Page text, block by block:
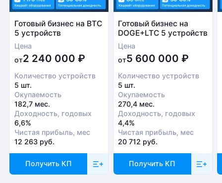
Готовый бизнес на BTC
5 устройств
Цена
от2 240 000 ₽
Количество устройств
5 шт.
Окупаемость
182,7 мес.
Доходность, годовых
6,6%
Чистая прибыль, мес
12 263 руб.
Получить КП
Готовый бизнес на
DOGE+LTC 5 устройств
Цена
от5 600 000₽
Количество устройств
5 шт.
Окупаемость
270,4 мес.
Доходность, годовых
4,4%
Чистая прибыль, мес
20 712 руб.
Получить КП